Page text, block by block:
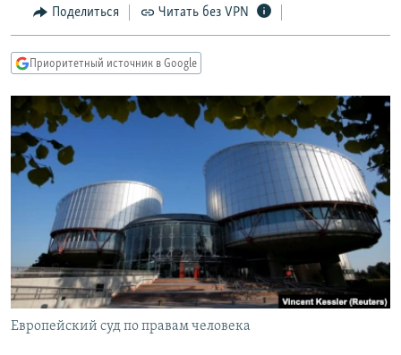
навигации
Вернутся
IDEL.РЕАЛИИ
КАВКАЗ.РЕАЛИИ
СИБИРЬ.РЕАЛИИ
РАСПИСАНИЕ ВЕЩАНИЯ
ПОДПИШИТЕСЬ НА РАССЫЛКУ
СОЦИАЛЬНЫЕ СЕТИ
Поделиться Читать без VPN
Приоритетный источник в Google
Европейский суд по правам человека